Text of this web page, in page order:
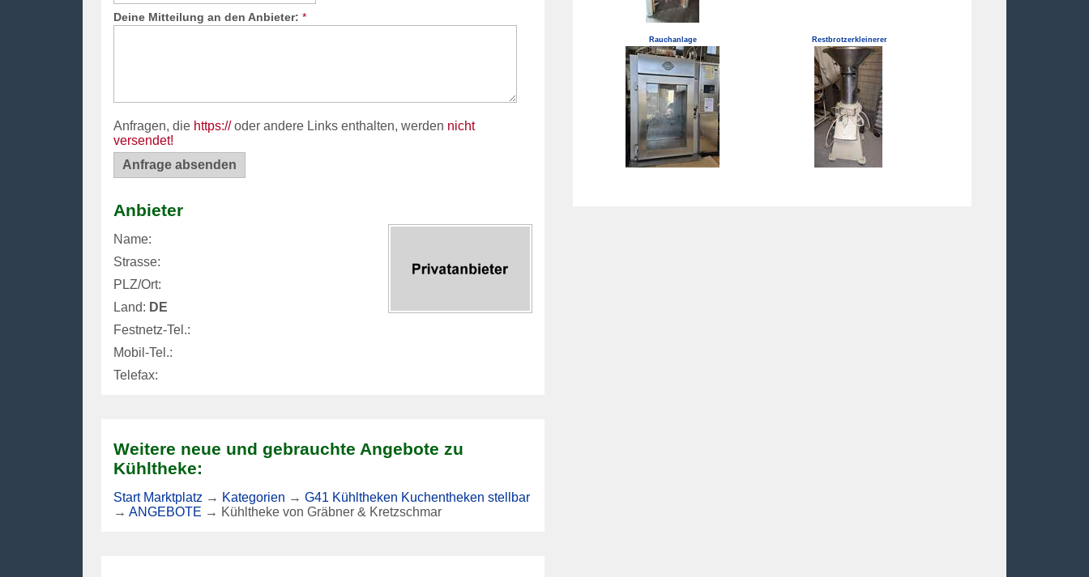
Deine Mitteilung an den Anbieter: *
Anfragen, die https://oder andere Links enthalten, werden nicht
versendet!
Anbieter
Name:
Strasse:
PLZ/Ort:
Land: DE
Festnetz-Tel.:
Mobil-Tel.:
Telefax:
Weitere neue und gebrauchte Angebote zu
Kühltheke:
Start Marktplatz → Kategorien → G41 Kühltheken Kuchentheken stellbar
→ ANGEBOTE → Kühltheke von Gräbner & Kretzschmar
Rauchanlage Restbrotzerkleinerer